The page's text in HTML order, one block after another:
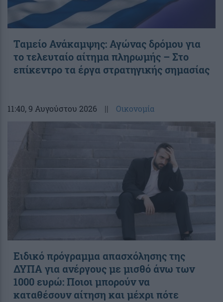
Ταμείο Ανάκαμψης: Αγώνας δρόμου για
το τελευταίο αίτημα πληρωμής – Στο
επίκεντρο τα έργα στρατηγικής σημασίας
11:40, 9 Αυγούστου 2026 || Οικονομία
Ειδικό πρόγραμμα απασχόλησης της
ΔΥΠΑ για ανέργους με μισθό άνω των
1000 ευρώ: Ποιοι μπορούν να
καταθέσουν αίτηση και μέχρι πότε